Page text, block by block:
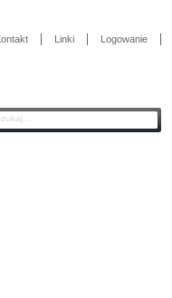
Linki Logowanie